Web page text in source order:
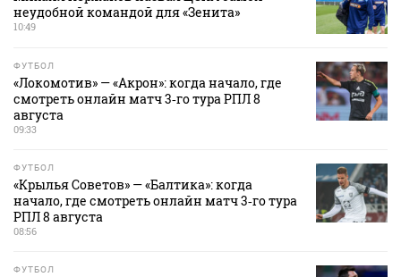
неудобной командой для «Зенита»
10:49
ФУТБОЛ
«Локомотив» — «Акрон»: когда начало, где
смотреть онлайн матч 3‑го тура РПЛ 8
августа
09:33
ФУТБОЛ
«Крылья Советов» — «Балтика»: когда
начало, где смотреть онлайн матч 3‑го тура
РПЛ 8 августа
08:56
ФУТБОЛ